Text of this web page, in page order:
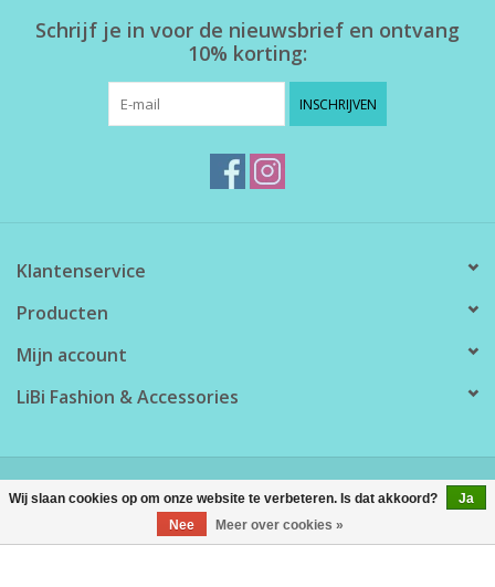
Schrijf je in voor de nieuwsbrief en ontvang
10% korting:
INSCHRIJVEN
Klantenservice
Producten
Mijn account
LiBi Fashion & Accessories
Lightspeed
Wij slaan cookies op om onze website te verbeteren. Is dat akkoord?
Ja
Nee
Meer over cookies »